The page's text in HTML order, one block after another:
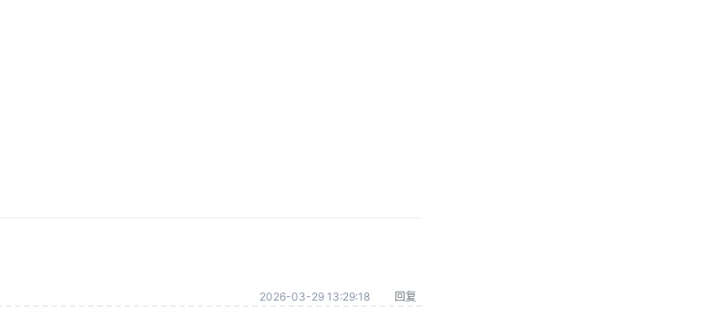
2026-03-29 13:29:18 回复